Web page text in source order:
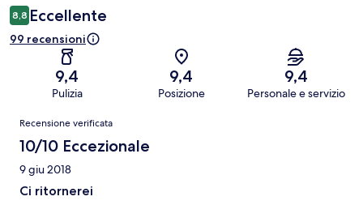
8,8 Eccellente
99 recensioni
9,4
Pulizia
9,4
Posizione
9,4
Personale e servizio
Recensioni
Recensione verificata
10/10 Eccezionale
9 giu 2018
Ci ritornerei